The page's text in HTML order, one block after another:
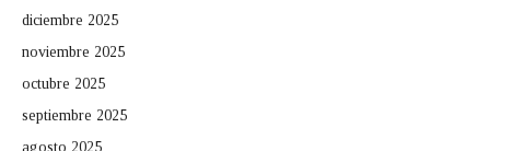
diciembre 2025
noviembre 2025
octubre 2025
septiembre 2025
agosto 2025